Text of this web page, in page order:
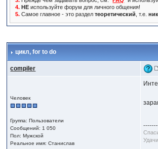
4. НЕ используйте форум для личного общения!
5. Самое главное - это разделтеоретический , т.е.
цикл, for to do
compiler
Человек
Группа: Пользователи
Сообщений: 1 050
Пол: Мужской
Реальное имя: Станислав